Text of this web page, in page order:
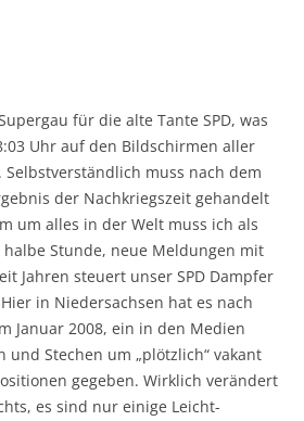
für die alte Tante SPD, was
Uhr auf den Bildschirmen aller
Selbstverständlich muss nach dem
der Nachkriegszeit gehandelt
um alles in der Welt muss ich als
Stunde, neue Meldungen mit
Jahren steuert unser SPD Dampfer
in Niedersachsen hat es nach
Januar 2008, ein in den Medien
und Stechen um „plötzlich“ vakant
gegeben. Wirklich verändert
es sind nur einige Leicht-